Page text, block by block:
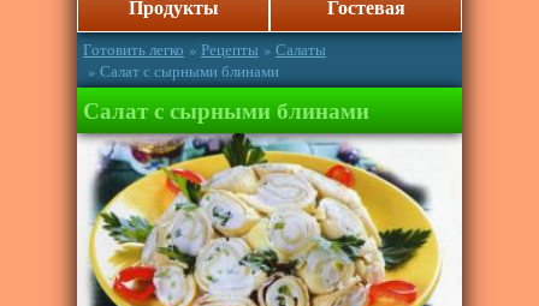
Продукты
Гостевая
Готовить легко » Рецепты » Салаты
» Салат с сырными блинами
Салат с сырными блинами